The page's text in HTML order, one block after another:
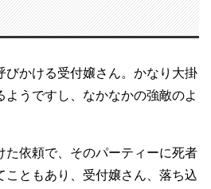
びかける受付嬢さん。かなり大掛
うですし、なかなかの強敵のよ
た依頼で、そのパーティーに死者
こともあり、受付嬢さん、落ち込